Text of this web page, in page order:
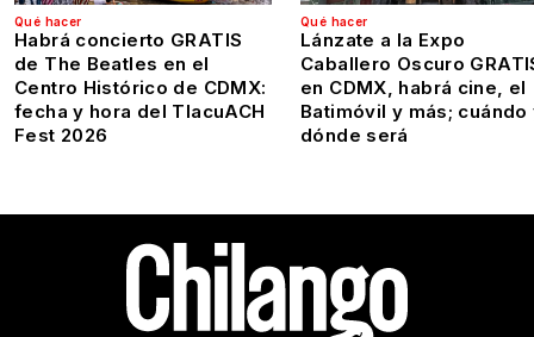
Qué hacer
Habrá concierto GRATIS
de The Beatles en el
Centro Histórico de CDMX:
fecha y hora del TlacuACH
Fest 2026
Qué hacer
Lánzate a la Expo
Caballero Oscuro
en CDMX, habrá cine, el
Batimóvil y más; cuándo
dónde será